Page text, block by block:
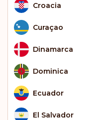
Croacia
Curaçao
Dinamarca
Dominica
Ecuador
El Salvador